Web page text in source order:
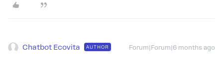
Chatbot Ecovita AUTHOR Forum|Forum|6 months ago